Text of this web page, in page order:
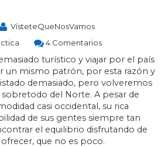
VísteteQueNosVamos
4 Comentarios
turístico y viajar por el país
un mismo patrón, por esta razón y
demasiado, pero volveremos
del Norte. A pesar de
casi occidental, su rica
de sus gentes siempre tan
el equilibrio disfrutando de
que no es poco.